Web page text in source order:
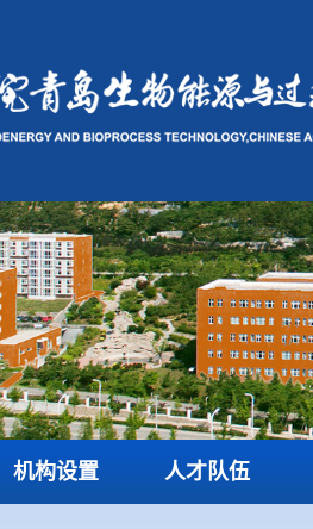
机构设置 人才队伍